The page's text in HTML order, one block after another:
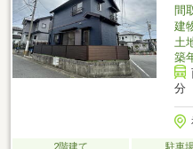
間
建
土
築
分